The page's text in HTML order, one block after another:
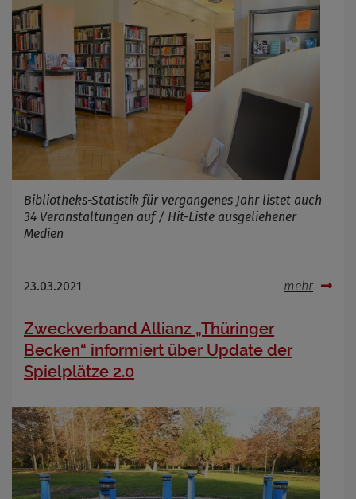
Bibliotheks-Statistik für vergangenes Jahr listet auch
34 Veranstaltungen auf / Hit-Liste ausgeliehener
Medien
23.03.2021 mehr
Zweckverband Allianz „Thüringer
Becken“ informiert über Update der
Spielplätze 2.0